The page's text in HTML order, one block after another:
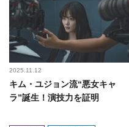
2025.11.12
キム・ユジョン流“悪女キャ
ラ”誕生！演技力を証明